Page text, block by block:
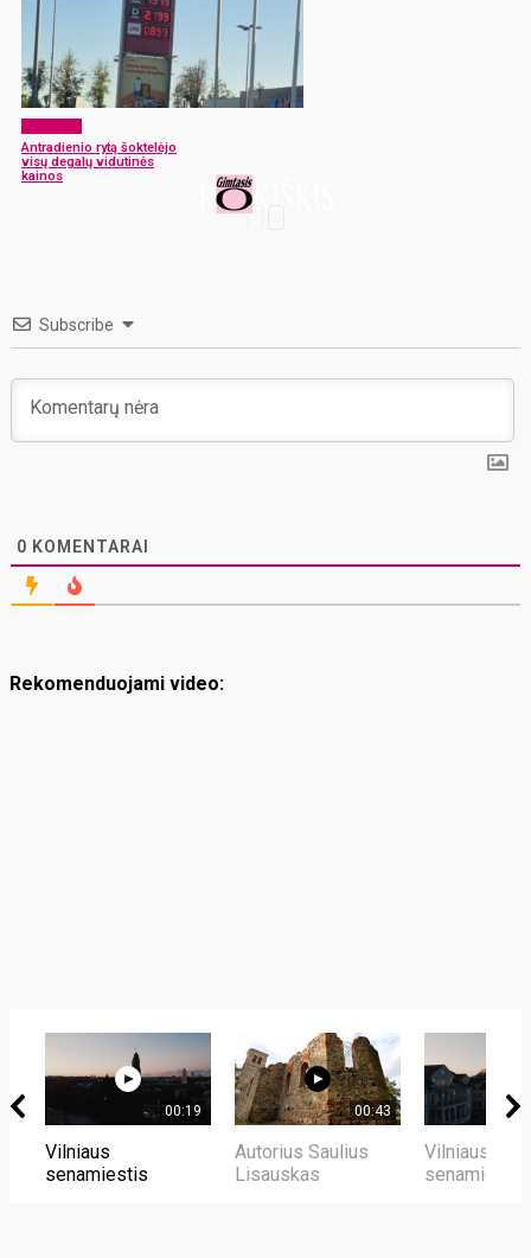
Antradienio rytą šoktelėjo
visų degalų vidutinės
kainos
Subscribe
0 KOMENTARAI
Rekomenduojami video:
00:19
Vilniaus
senamiestis
00:43
Autorius Saulius
Lisauskas
Vilniaus
senamiestis